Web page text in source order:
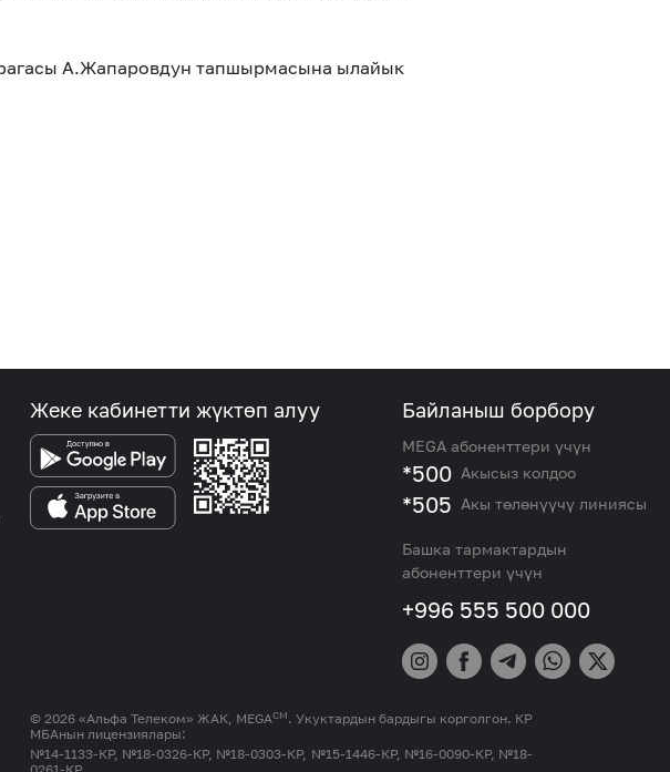
А.Жапаровдун тапшырмасына ылайык
Жеке кабинетти жүктөп алуу Байланыш борбору
MEGA абоненттери үчүн
*500 Акысыз колдоо
*505 Акы төлөнүүчү линиясы
Башка тармактардын
абоненттери үчүн
+996 555 500 000
© 2026 «Альфа Телеком» ЖАК, MEGAСМ. Укуктардын бардыгы корголгон. КР
МБАнын лицензиялары:
№14-1133-КР, №18-0326-КР, №18-0303-КР, №15-1446-КР, №16-0090-КР, №18-